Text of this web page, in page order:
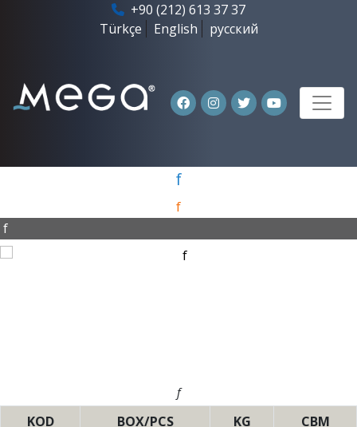
+90 (212) 613 37 37
Türkçe
English русский
f
f
f
f
KOD BOX/PCS KG CBM